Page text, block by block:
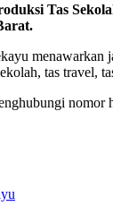
Tas
menawarkan
tas travel,
nomor